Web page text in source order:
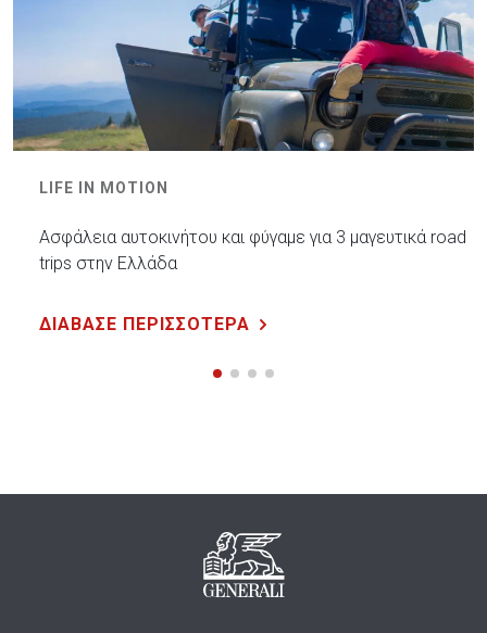
LIFE IN MOTION
Ασφάλεια αυτοκινήτου και φύγαμε για 3 μαγευτικά road
trips στην Ελλάδα
ΔΙΑΒΑΣΕ ΠΕΡΙΣΣΟΤΕΡΑ